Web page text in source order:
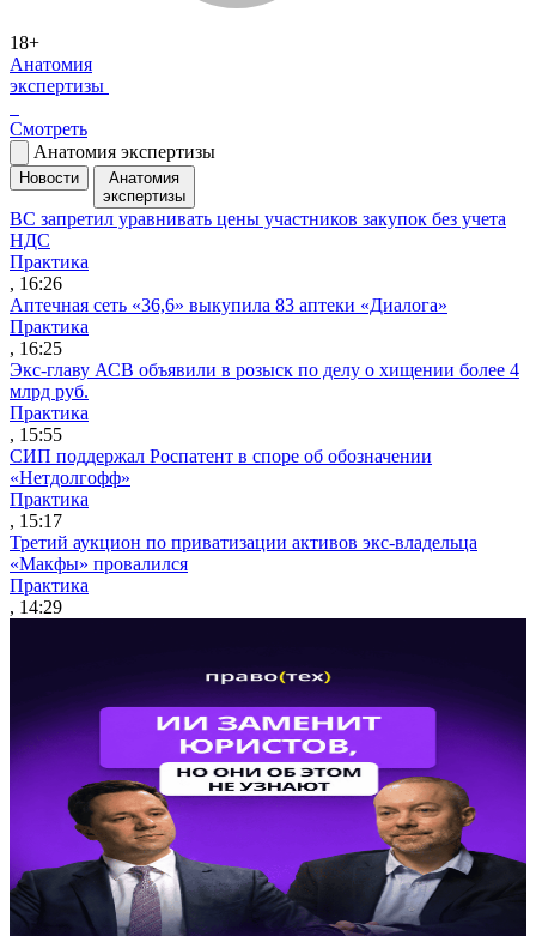
18+
Анатомия
экспертизы
Смотреть
Анатомия экспертизы
Новости
Анатомия
экспертизы
ВС запретил уравнивать цены участников закупок без учета
НДС
Практика
, 16:26
Аптечная сеть «36,6» выкупила 83 аптеки «Диалога»
Практика
, 16:25
Экс-главу АСВ объявили в розыск по делу о хищении более 4
млрд руб.
Практика
, 15:55
СИП поддержал Роспатент в споре об обозначении
«Нетдолгофф»
Практика
, 15:17
Третий аукцион по приватизации активов экс-владельца
«Макфы» провалился
Практика
, 14:29